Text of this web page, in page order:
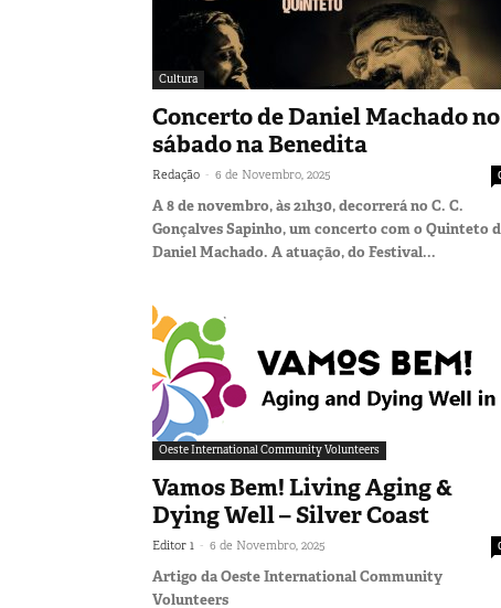
Cultura
Concerto de Daniel Machado no
sábado na Benedita
Redação - 6 de Novembro, 2025
A 8 de novembro, às 21h30, decorrerá no C. C.
Gonçalves Sapinho, um concerto com o Quinteto
Daniel Machado. A atuação, do Festival...
Oeste International Community Volunteers
Vamos Bem! Living Aging &
Dying Well – Silver Coast
Editor 1 - 6 de Novembro, 2025
Artigo da Oeste International Community
Volunteers